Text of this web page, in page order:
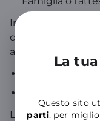
La
Questo sito
parti, per
In caso di
quanto sopra
anche:
Documento di
Documento di
L’agevolazione